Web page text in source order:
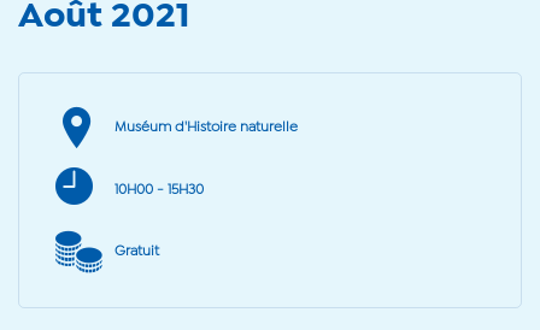
Août 2021
Muséum d'Histoire naturelle
10H00 - 15H30
Gratuit